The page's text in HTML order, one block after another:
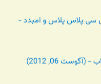
سی پلاس پلاس و امبدد -
06, 2012)